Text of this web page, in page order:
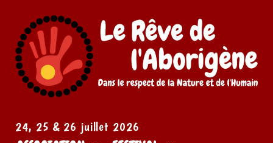
24, 25 & 26 juillet 2026​